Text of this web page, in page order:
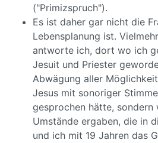
("Primizspruch").
Es ist daher gar nicht die
Lebensplanung ist.
antworte ich, dort wo ich
Jesuit und Priester
Abwägung aller
Jesus mit sonoriger
gesprochen hätte, sondern
Umstände ergaben, die in
und ich mit 19 Jahren das